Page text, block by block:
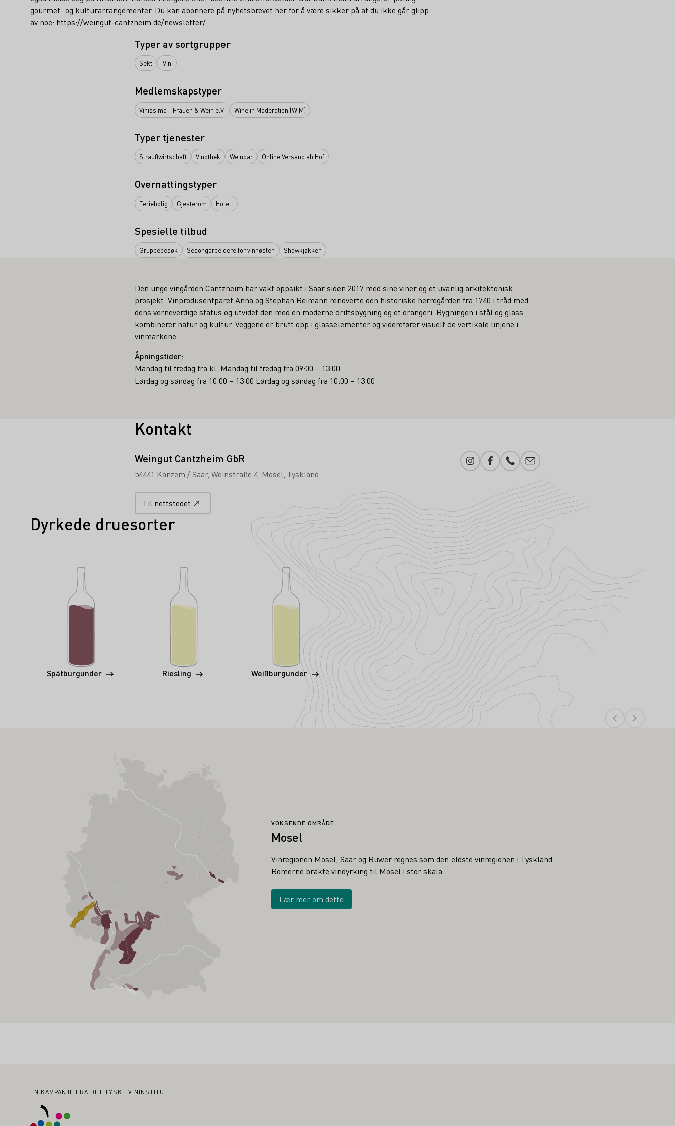
gourmet- og kulturarrangementer. Du kan abonnere på nyhetsbrevet her for å være sikker på at du ikke går glipp
av noe: https://weingut-cantzheim.de/newsletter/
Typer av sortgrupper
Sekt Vin
Medlemskapstyper
Vinissima - Frauen & Wein e.V. Wine in Moderation (WiM)
Typer tjenester
Straußwirtschaft Vinothek Weinbar Online Versand ab Hof
Overnattingstyper
Feriebolig Gjesterom Hotell
Spesielle tilbud
Gruppebesøk Sesongarbeidere for vinhøsten Showkjøkken
Den unge vingården Cantzheim har vakt oppsikt i Saar siden 2017 med sine viner og et uvanlig arkitektonisk
prosjekt. Vinprodusentparet Anna og Stephan Reimann renoverte den historiske herregården fra 1740 i tråd med
dens verneverdige status og utvidet den med en moderne driftsbygning og et orangeri. Bygningen i stål og glass
kombinerer natur og kultur. Veggene er brutt opp i glasselementer og viderefører visuelt de vertikale linjene i
vinmarkene.
Åpningstider:
Mandag til fredag fra kl. Mandag til fredag fra 09:00 – 13:00
Lørdag og søndag fra 10:00 – 13:00 Lørdag og søndag fra 10:00 – 13:00
Kontakt
Weingut Cantzheim GbR
54441 Kanzem / Saar Weinstraße 4 Mosel Tyskland
InstagramFacebookTelefonnummer
Legg til e-post
Til nettstedet
Dyrkede druesorter
Spätburgunder Riesling Weißburgunder
VOKSENDE OMRÅDE
Mosel
Vinregionen Mosel, Saar og Ruwer regnes som den eldste vinregionen i Tyskland.
Romerne brakte vindyrking til Mosel i stor skala.
Lær mer om dette
Bunntekst
EN KAMPANJE FRA DET TYSKE VININSTITUTTET